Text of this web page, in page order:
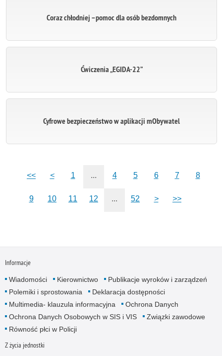
Coraz chłodniej –pomoc dla osób bezdomnych
Ćwiczenia „EGIDA-22”
Cyfrowe bezpieczeństwo w aplikacji mObywatel
<< < 1 ... 4 5 6 7 8
9 10 11 12 ... 52 > >>
Informacje
Wiadomości Kierownictwo
Publikacje wyroków i zarządzeń
Polemiki i sprostowania
Deklaracja dostępności
Multimedia- klauzula informacyjna
Ochrona Danych
Ochrona Danych Osobowych w SIS i VIS
Związki zawodowe
Równość płci w Policji
Z życia jednostki